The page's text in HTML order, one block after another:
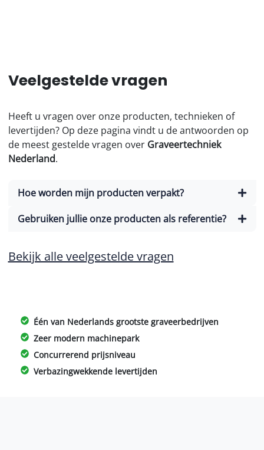
Veelgestelde vragen
Heeft u vragen over onze producten, technieken of
levertijden? Op deze pagina vindt u de antwoorden op
de meest gestelde vragen over Graveertechniek
Nederland.
Hoe worden mijn producten verpakt?
Gebruiken jullie onze producten als referentie?
Bekijk alle veelgestelde vragen
Één van Nederlands grootste graveerbedrijven
Zeer modern machinepark
Concurrerend prijsniveau
Verbazingwekkende levertijden